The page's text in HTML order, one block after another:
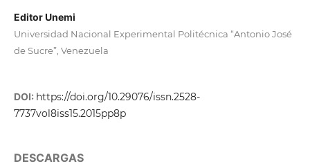
Editor Unemi
Universidad Nacional Experimental Politécnica “Antonio José
de Sucre”, Venezuela
DOI: https://doi.org/10.29076/issn.2528-
7737vol8iss15.2015pp8p
DESCARGAS